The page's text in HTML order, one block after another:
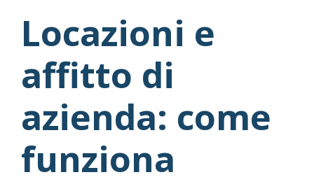
Locazioni e
affitto di
azienda: come
funziona